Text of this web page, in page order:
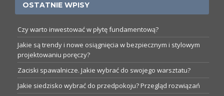
OSTATNIE WPISY
Czy warto inwestować w płytę fundamentową?
Jakie są trendy i nowe osiągnięcia w bezpiecznym i stylowym
projektowaniu poręczy?
Zaciski spawalnicze. Jakie wybrać do swojego warsztatu?
Jakie siedzisko wybrać do przedpokoju? Przegląd rozwiązań